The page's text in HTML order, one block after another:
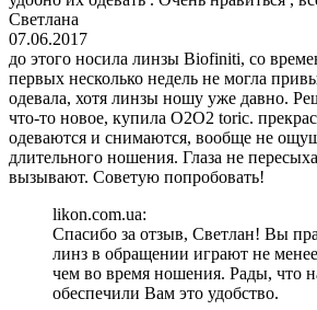
Светлана
07.06.2017
до этого носила линзы Biofiniti, со
первых несколько недель не могла
одевала, хотя линзы ношу уже давно.
что-то новое, купила О2О2 toric.
одеваются и снимаются, вообще не
длительного ношения. Глаза не
вызывают. Советую попробовать!
likon.com.ua:
Спасибо за отзыв, Светлан! Вы
линз в обращении играют не
чем во время ношения. Рады, что
обеспечили Вам это удобство.